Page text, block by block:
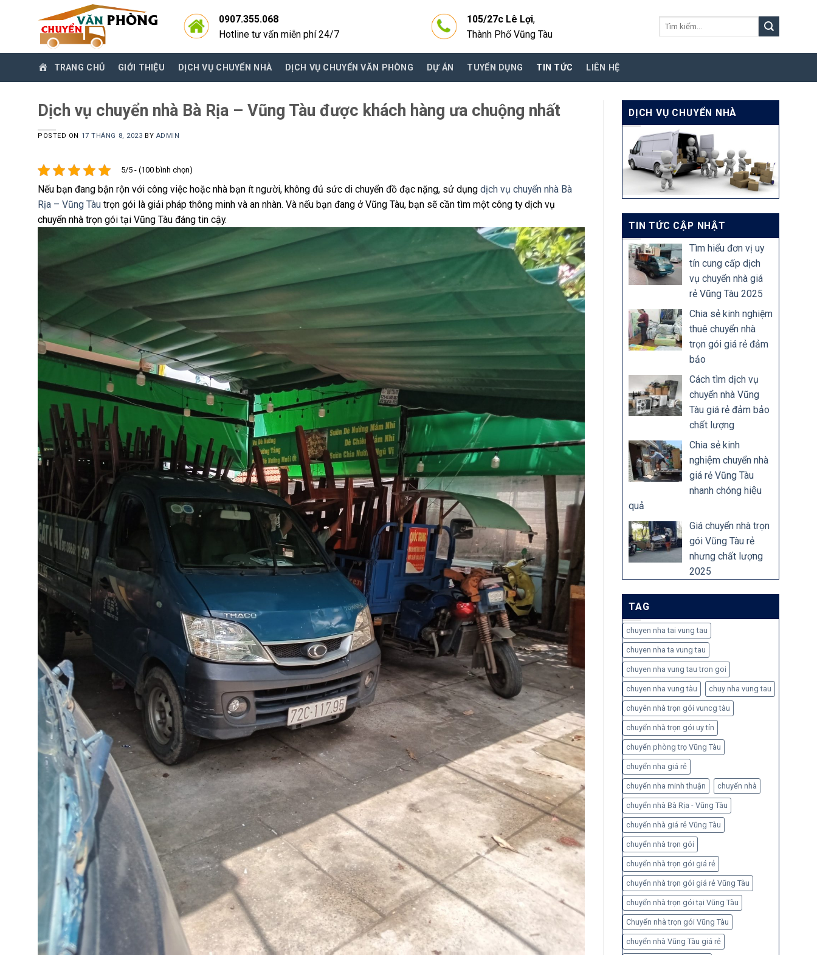
0907.355.068
Hotline tư vấn miễn phí 24/7
105/27c Lê Lợi,
Thành Phố Vũng Tàu
Tìm
TRANG CHỦ GIỚI THIỆU DỊCH VỤ CHUYỂN NHÀ DỊCH VỤ CHUYỂN VĂN PHÒNG DỰ ÁN TUYỂN DỤNG TIN TỨC LIÊN HỆ
Dịch vụ chuyển nhà Bà Rịa – Vũng Tàu được khách hàng ưa chuộng nhất
POSTED ON 17 THÁNG 8, 2023 BY ADMIN
5/5 - (100 bình chọn)
Nếu bạn đang bận rộn với công việc hoặc nhà bạn ít người, không đủ sức di chuyển đồ đạc nặng, sử dụng dịch vụ chuyển nhà Bà
Rịa – Vũng Tàu trọn gói là giải pháp thông minh và an nhàn. Và nếu bạn đang ở Vũng Tàu, bạn sẽ cần tìm một công ty dịch vụ
chuyển nhà trọn gói tại Vũng Tàu đáng tin cậy.
DỊCH VỤ CHUYỂN NHÀ
TIN TỨC CẬP NHẬT
Tìm hiểu đơn vị uy
tín cung cấp dịch
vụ chuyển nhà giá
rẻ Vũng Tàu 2025
Chia sẻ kinh nghiệm
thuê chuyển nhà
trọn gói giá rẻ đảm
bảo
Cách tìm dịch vụ
chuyển nhà Vũng
Tàu giá rẻ đảm bảo
chất lượng
Chia sẻ kinh
nghiệm chuyển nhà
giá rẻ Vũng Tàu
nhanh chóng hiệu
quả
Giá chuyển nhà trọn
gói Vũng Tàu rẻ
nhưng chất lượng
2025
TAG
chuyen nha tai vung tau
chuyen nha ta vung tau
chuyen nha vung tau tron goi
chuyen nha vung tàu chuy nha vung tau
chuyên nhà trọn gói vuncg tàu
chuyển nhà trọn gói uy tín
chuyển phòng trọ Vũng Tàu
chuyển nha giá rẻ
chuyển nha minh thuận chuyển nhà
chuyển nhà Bà Rịa - Vũng Tàu
chuyển nhà giá rẻ Vũng Tàu
chuyển nhà trọn gói
chuyển nhà trọn gói giá rẻ
chuyển nhà trọn gói giá rẻ Vũng Tàu
chuyển nhà trọn gói tại Vũng Tàu
Chuyển nhà trọn gói Vũng Tàu
chuyển nhà Vũng Tàu giá rẻ